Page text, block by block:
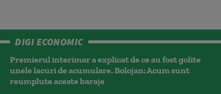
DIGI ECONOMIC
Premierul interimar a explicat de ce au fost golite
unele lacuri de acumulare. Bolojan: Acum sunt
reumplute aceste baraje